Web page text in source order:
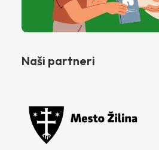
Naši partneri